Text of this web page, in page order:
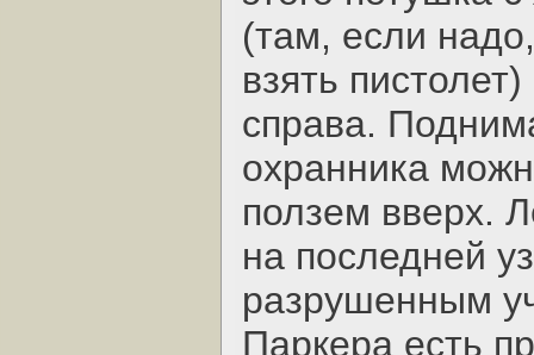
(там, если
взять
справа.
охранника
ползем вверх.
на последней
разрушенным
Паркера есть